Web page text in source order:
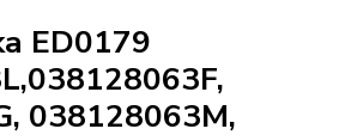
ED0179
038128063M,